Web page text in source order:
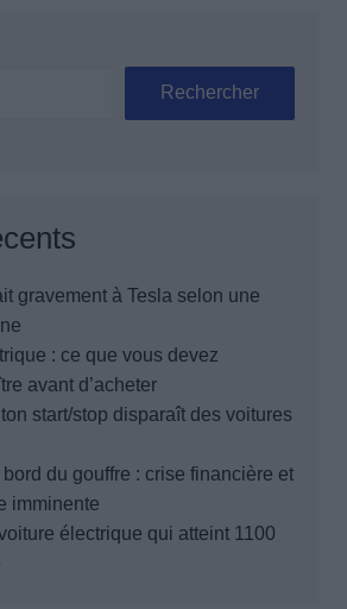
Rechercher
gravement à Tesla selon une
: ce que vous devez
avant d’acheter
start/stop disparaît des voitures
du gouffre : crise financière et
imminente
électrique qui atteint 1100